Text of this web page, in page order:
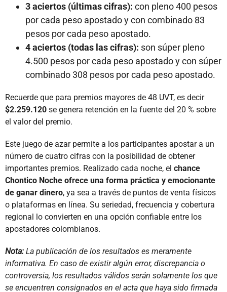
3 aciertos (últimas cifras): con pleno 400 pesos
por cada peso apostado y con combinado 83
pesos por cada peso apostado.
4 aciertos (todas las cifras): son súper pleno
4.500 pesos por cada peso apostado y con súper
combinado 308 pesos por cada peso apostado.
Recuerde que para premios mayores de 48 UVT, es decir
$2.259.120 se genera retención en la fuente del 20 % sobre
el valor del premio.
Este juego de azar permite a los participantes apostar a un
número de cuatro cifras con la posibilidad de obtener
importantes premios. Realizado cada noche, el chance
Chontico Noche ofrece una forma práctica y emocionante
de ganar dinero, ya sea a través de puntos de venta físicos
o plataformas en línea. Su seriedad, frecuencia y cobertura
regional lo convierten en una opción confiable entre los
apostadores colombianos.
Nota: La publicación de los resultados es meramente
informativa. En caso de existir algún error, discrepancia o
controversia, los resultados válidos serán solamente los que
se encuentren consignados en el acta que haya sido firmada